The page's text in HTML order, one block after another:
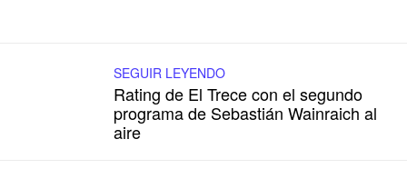
SEGUIR LEYENDO
Rating de El Trece con el segundo
programa de Sebastián Wainraich al
aire